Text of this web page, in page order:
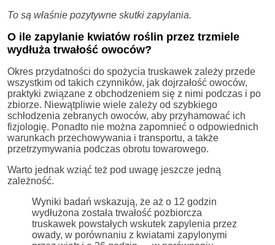
To są właśnie pozytywne skutki zapylania.
O ile zapylanie kwiatów roślin przez trzmiele
wydłuża trwałość owoców?
Okres przydatności do spożycia truskawek zależy przede
wszystkim od takich czynników, jak dojrzałość owoców,
praktyki związane z obchodzeniem się z nimi podczas i po
zbiorze. Niewątpliwie wiele zależy od szybkiego
schłodzenia zebranych owoców, aby przyhamować ich
fizjologię. Ponadto nie można zapomnieć o odpowiednich
warunkach przechowywania i transportu, a także
przetrzymywania podczas obrotu towarowego.
Warto jednak wziąć też pod uwagę jeszcze jedną
zależność.
Wyniki badań wskazują, że aż o 12 godzin
wydłużona została trwałość pozbiorcza
truskawek powstałych wskutek zapylenia przez
owady, w porównaniu z kwiatami zapylonymi